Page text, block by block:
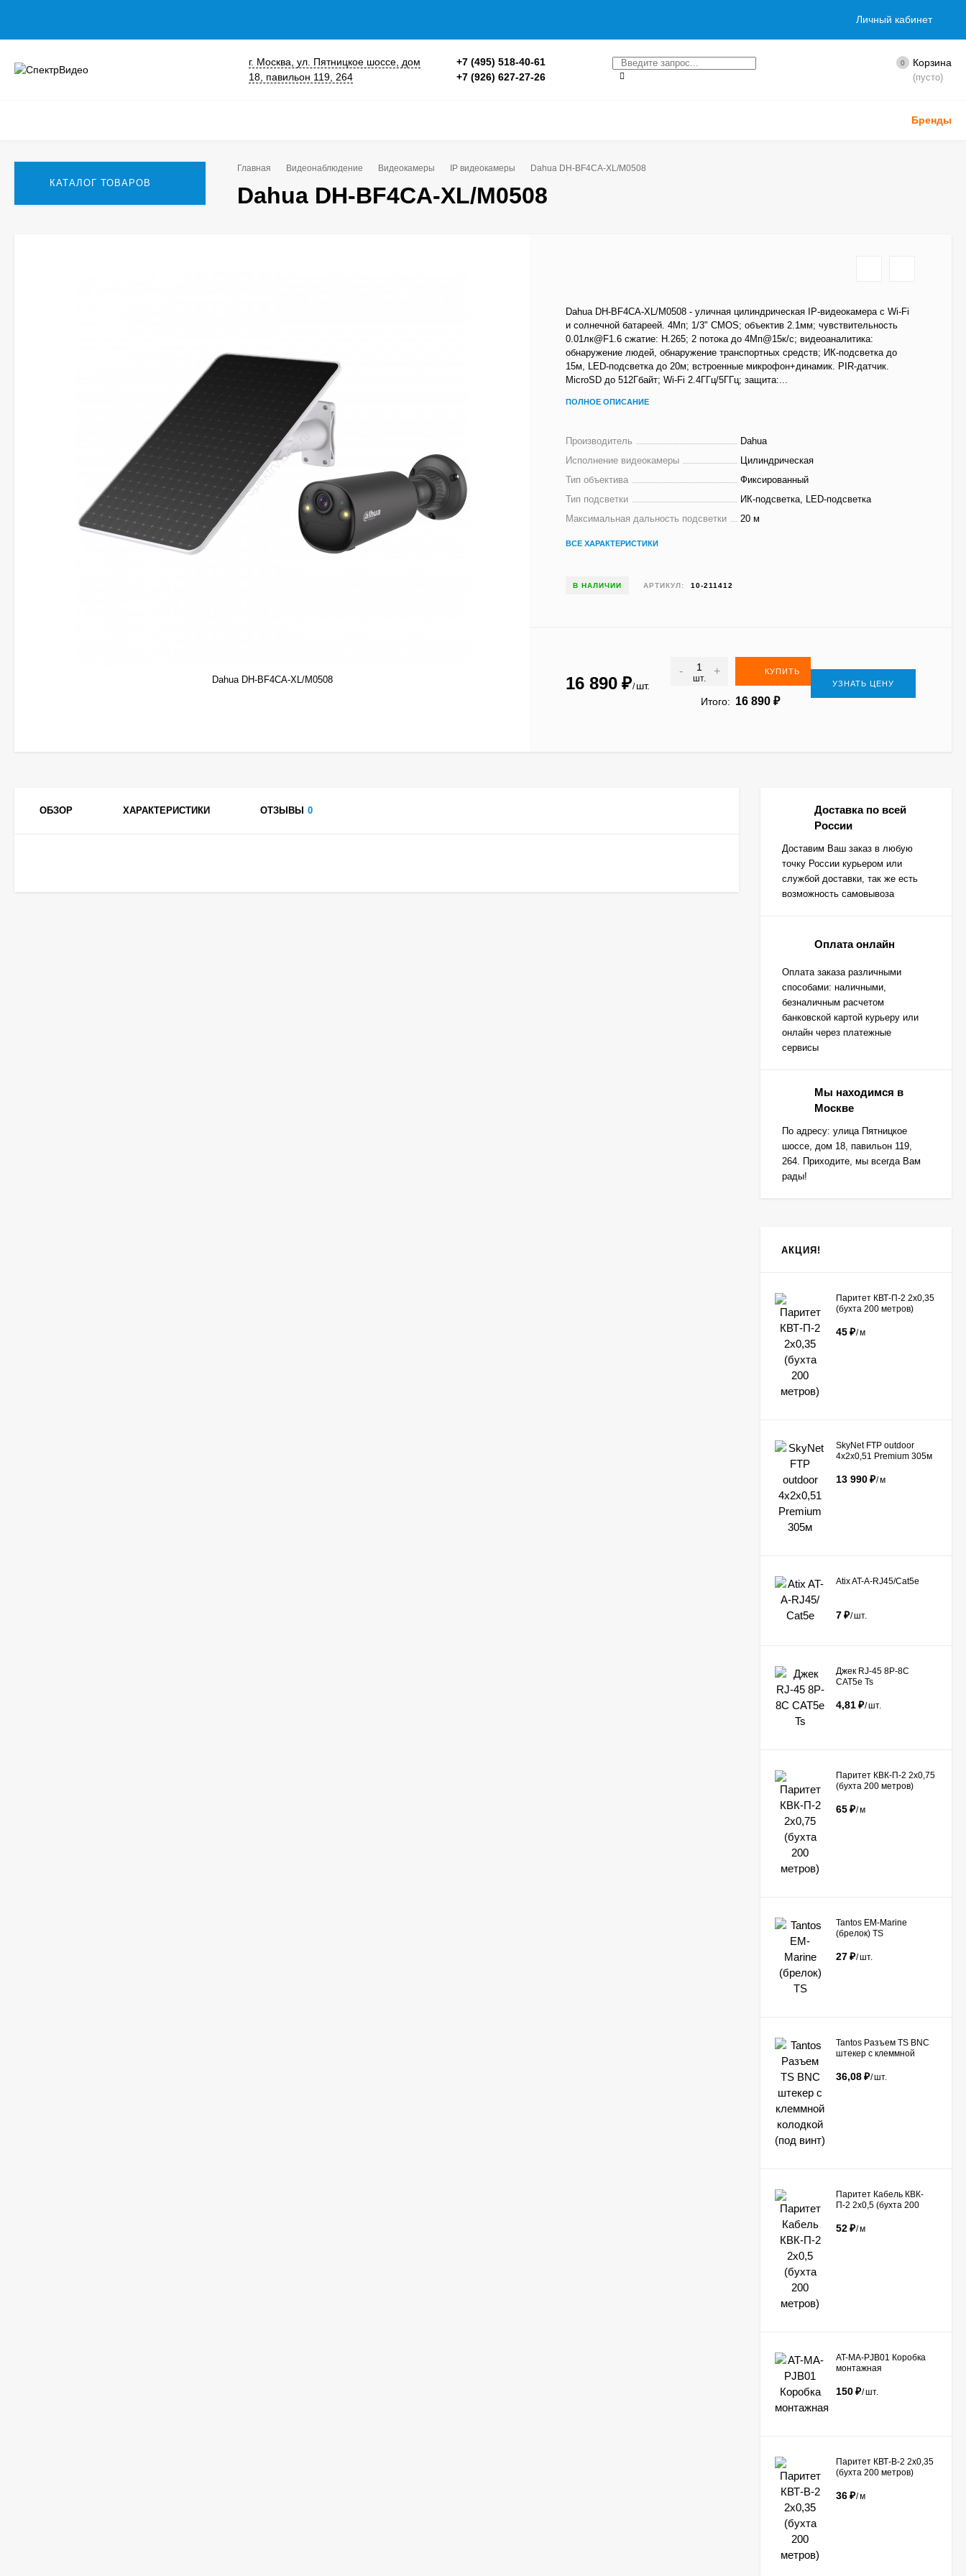
Личный кабинет
г. Москва, ул. Пятницкое шоссе, дом
18, павильон 119, 264
+7 (495) 518-40-61
+7 (926) 627-27-26
0 Корзина
(пусто)
Бренды
КАТАЛОГ ТОВАРОВ
Главная Видеонаблюдение Видеокамеры IP видеокамеры Dahua DH-BF4CA-XL/M0508
Dahua DH-BF4CA-XL/M0508
Dahua DH-BF4CA-XL/M0508
Dahua DH-BF4CA-XL/M0508 - уличная цилиндрическая IP-видеокамера с Wi-Fi
и солнечной батареей. 4Мп; 1/3" CMOS; объектив 2.1мм; чувствительность
0.01лк@F1.6 сжатие: H.265; 2 потока до 4Мп@15к/с; видеоаналитика:
обнаружение людей, обнаружение транспортных средств; ИК-подсветка до
15м, LED-подсветка до 20м; встроенные микрофон+динамик. PIR-датчик.
MicroSD до 512Гбайт; Wi-Fi 2.4ГГц/5ГГц; защита:...
ПОЛНОЕ ОПИСАНИЕ
Производитель
Dahua
Исполнение видеокамеры
Цилиндрическая
Тип объектива
Фиксированный
Тип подсветки
ИК-подсветка, LED-подсветка
Максимальная дальность подсветки
20 м
ВСЕ ХАРАКТЕРИСТИКИ
В НАЛИЧИИ АРТИКУЛ: 10-211412
16 890 ₽/ шт.
-
шт.
+ КУПИТЬ
Итого: 16 890₽
УЗНАТЬ ЦЕНУ
ОБЗОР ХАРАКТЕРИСТИКИ ОТЗЫВЫ 0
Доставка по всей
России
Доставим Ваш заказ в любую
точку России курьером или
службой доставки, так же есть
возможность самовывоза
Оплата онлайн
Оплата заказа различными
способами: наличными,
безналичным расчетом
банковской картой курьеру или
онлайн через платежные
сервисы
Мы находимся в
Москве
По адресу: улица Пятницкое
шоссе, дом 18, павильон 119,
264. Приходите, мы всегда Вам
рады!
АКЦИЯ!
Паритет КВТ-П-2 2х0,35
(бухта 200 метров)
45₽/м
​SkyNet FTP outdoor
4x2x0,51 Premium 305м
13 990₽/м
Atix AT-A-RJ45/Сat5e
7₽/шт.
Джек RJ-45 8P-8C
CAT5e Ts
4,81₽/шт.
Паритет КВК-П-2 2х0,75
(бухта 200 метров)
65₽/м
Tantos EM-Marine
(брелок) TS
27₽/шт.
Tantos Разъем TS BNC
штекер с клеммной
36,08₽/шт.
Паритет Кабель КВК-
П-2 2х0,5 (бухта 200
52₽/м
AT-MA-PJB01 Коробка
монтажная
150₽/шт.
Паритет КВТ-В-2 2х0,35
(бухта 200 метров)
36₽/м